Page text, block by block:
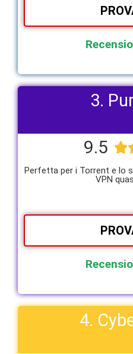
3.
9.5 
Perfetta per i Torrent e lo
VPN
4.